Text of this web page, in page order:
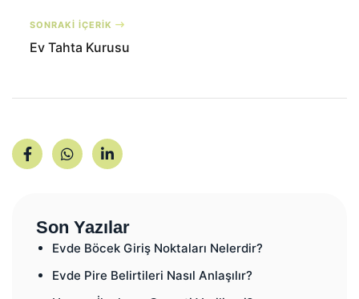
SONRAKİ İÇERİK
Ev Tahta Kurusu
Son Yazılar
Evde Böcek Giriş Noktaları Nelerdir?
Evde Pire Belirtileri Nasıl Anlaşılır?